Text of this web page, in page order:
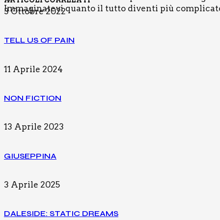
Immaginatevi quanto il tutto diventi più
3 Ottobre 2022
TELL US OF PAIN
11 Aprile 2024
NON FIC­TION
13 Aprile 2023
GIU­SEP­PI­NA
3 Aprile 2025
DALE­SI­DE: STA­TIC DREAMS